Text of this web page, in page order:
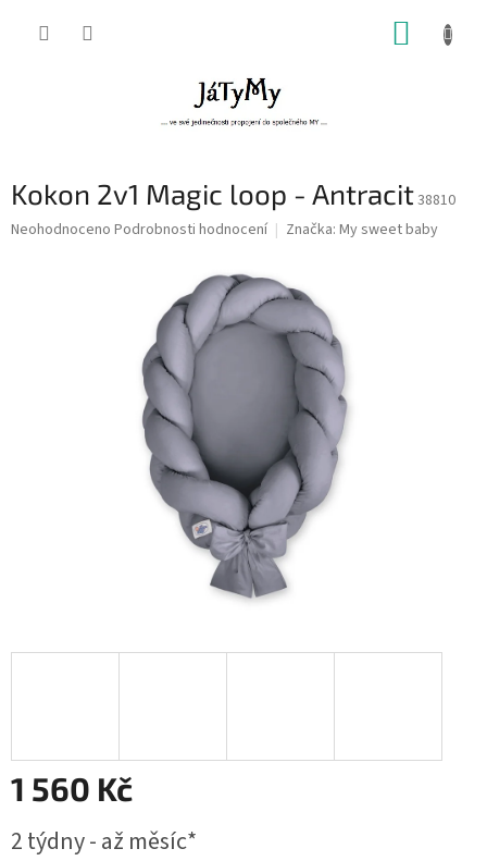
Kokon 2v1 Magic loop - Antracit38810
Průměrné
Neohodnoceno Podrobnosti hodnocení Značka: My sweet baby
1 560 Kč
cena:
2 týdny - až měsíc*